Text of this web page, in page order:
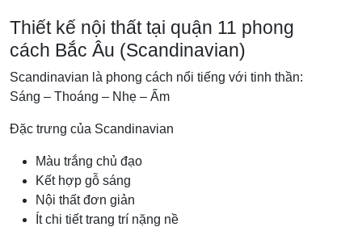
Thiết kế nội thất tại quận 11 phong
cách Bắc Âu (Scandinavian)
Scandinavian là phong cách nổi tiếng với tinh thần:
Sáng – Thoáng – Nhẹ – Ấm
Đặc trưng của Scandinavian
Màu trắng chủ đạo
Kết hợp gỗ sáng
Nội thất đơn giản
Ít chi tiết trang trí nặng nề